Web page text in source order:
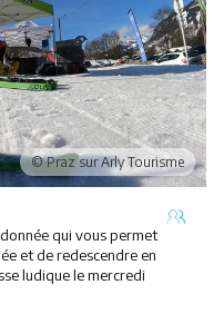
qui vous permet
et de redescendre en
ludique le mercredi